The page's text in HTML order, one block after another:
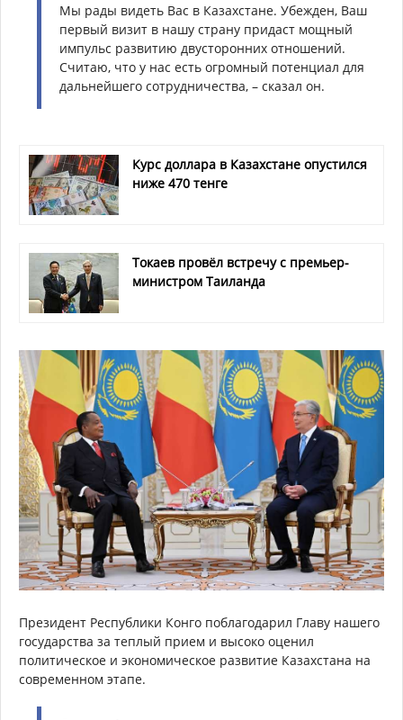
Мы рады видеть Вас в Казахстане. Убежден, Ваш
первый визит в нашу страну придаст мощный
импульс развитию двусторонних отношений.
Считаю, что у нас есть огромный потенциал для
дальнейшего сотрудничества, – сказал он.
Курс доллара в Казахстане опустился
ниже 470 тенге
Токаев провёл встречу с премьер-
министром Таиланда
Президент Республики Конго поблагодарил Главу нашего
государства за теплый прием и высоко оценил
политическое и экономическое развитие Казахстана на
современном этапе.